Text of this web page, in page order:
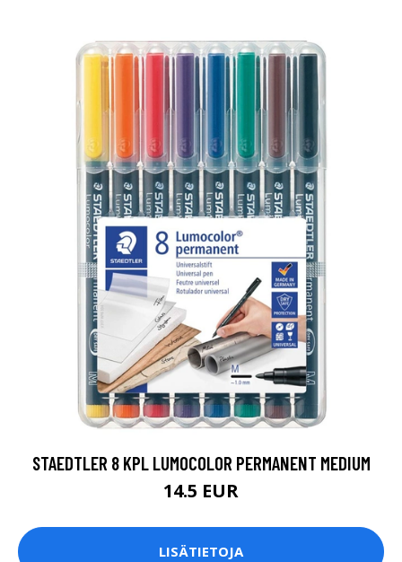
STAEDTLER 8 KPL LUMOCOLOR PERMANENT MEDIUM
14.5 EUR
LISÄTIETOJA